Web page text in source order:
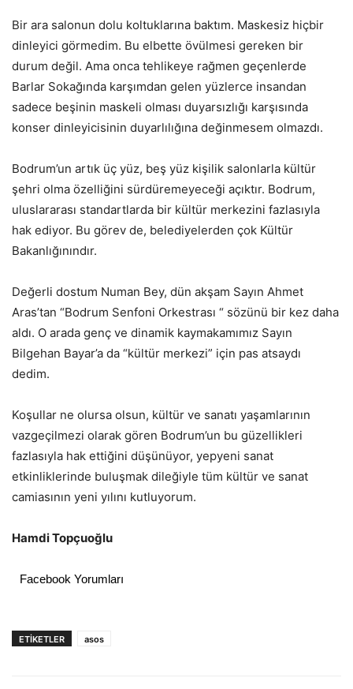
Bir ara salonun dolu koltuklarına baktım. Maskesiz hiçbir
dinleyici görmedim. Bu elbette övülmesi gereken bir
durum değil. Ama onca tehlikeye rağmen geçenlerde
Barlar Sokağında karşımdan gelen yüzlerce insandan
sadece beşinin maskeli olması duyarsızlığı karşısında
konser dinleyicisinin duyarlılığına değinmesem olmazdı.
Bodrum’un artık üç yüz, beş yüz kişilik salonlarla kültür
şehri olma özelliğini sürdüremeyeceği açıktır. Bodrum,
uluslararası standartlarda bir kültür merkezini fazlasıyla
hak ediyor. Bu görev de, belediyelerden çok Kültür
Bakanlığınındır.
Değerli dostum Numan Bey, dün akşam Sayın Ahmet
Aras’tan “Bodrum Senfoni Orkestrası “ sözünü bir kez daha
aldı. O arada genç ve dinamik kaymakamımız Sayın
Bilgehan Bayar’a da “kültür merkezi” için pas atsaydı
dedim.
Koşullar ne olursa olsun, kültür ve sanatı yaşamlarının
vazgeçilmezi olarak gören Bodrum’un bu güzellikleri
fazlasıyla hak ettiğini düşünüyor, yepyeni sanat
etkinliklerinde buluşmak dileğiyle tüm kültür ve sanat
camiasının yeni yılını kutluyorum.
Hamdi Topçuoğlu
Facebook Yorumları
ETIKETLER asos